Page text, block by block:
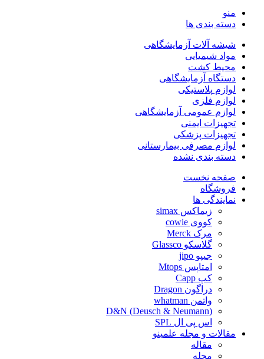
منو
دسته بندی ها
شیشه آلات آزمایشگاهی
مواد شیمیایی
محیط کشت
دستگاه آزمایشگاهی
لوازم پلاستیکی
لوازم فلزی
لوازم عمومی آزمایشگاهی
تجهیزات ایمنی
تجهیزات پزشکی
لوازم مصرفی بیمارستانی
دسته بندی نشده
صفحه نخست
فروشگاه
نمایندگی ها
زیماکس simax
کووی cowie
مرک Merck
گلاسکو Glassco
جیپو jipo
امتاپس Mtops
کپ Capp
دراگون Dragon
واتمن whatman
D&N (Deusch & Neumann)
اس پی ال SPL
مقالات و مجله علمینو
مقاله
مجله